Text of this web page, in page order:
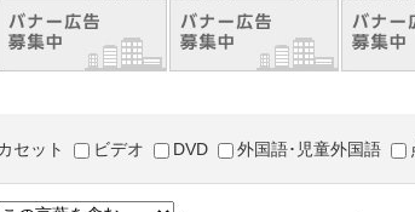
セット ビデオ DVD 外国語･児童外国語